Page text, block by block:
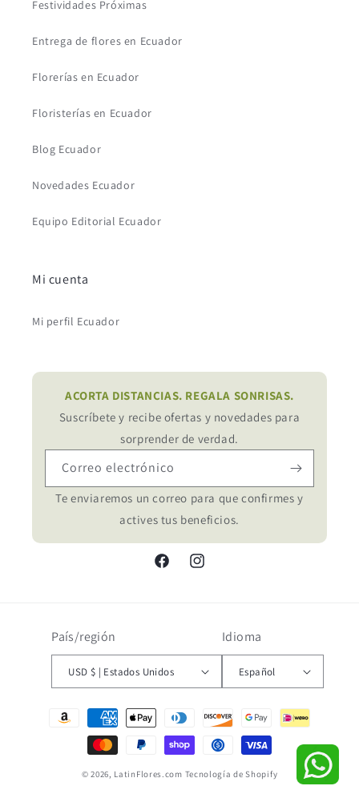
Festividades Próximas
Entrega de flores en Ecuador
Florerías en Ecuador
Floristerías en Ecuador
Blog Ecuador
Novedades Ecuador
Equipo Editorial Ecuador
Mi cuenta
Mi perfil Ecuador
ACORTA DISTANCIAS. REGALA SONRISAS.
Suscríbete y recibe ofertas y novedades para
sorprender de verdad.
Correo electrónico
Te enviaremos un correo para que confirmes y
actives tus beneficios.
FacebookInstagram
País/región
USD $ | Estados Unidos
Idioma
Español
Formas
© 2026, LatinFlores.com Tecnología de Shopify